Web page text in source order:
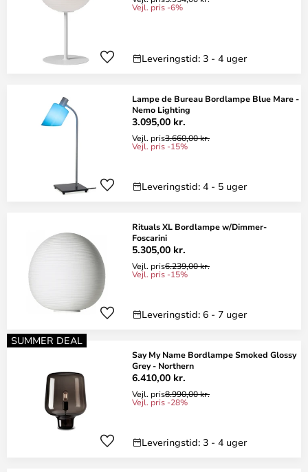
Vejl. pris -6%
Leveringstid: 3 - 4 uger
Lampe de Bureau Bordlampe Blue Mare -
Nemo Lighting
3.095,00 kr.
Vejl. pris3.660,00 kr.
Vejl. pris -15%
Leveringstid: 4 - 5 uger
Rituals XL Bordlampe w/Dimmer-
Foscarini
5.305,00 kr.
Vejl. pris6.239,00 kr.
Vejl. pris -15%
Leveringstid: 6 - 7 uger
SUMMER DEAL
Say My Name Bordlampe Smoked Glossy
Grey - Northern
6.410,00 kr.
Vejl. pris8.990,00 kr.
Vejl. pris -28%
Leveringstid: 3 - 4 uger